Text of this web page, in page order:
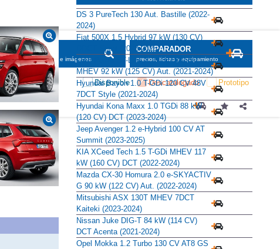
BUSCADOR
informaciones, fichas e imágenes
COMPARADOR
precios, fichas y equipamiento
Disponible Descatalogado Prototipo
DS 3 PureTech 130 Aut. Bastille (2022-
2024)
Fiat 500X 1.5 Hybrid 97 kW (130 CV)
DDCT Sport (2023-2025)
Ford Puma ST-Line X 1.0 EcoBoost
MHEV 92 kW (125 CV) Aut. (2021-2024)
Hyundai Bayon 1.0 T-GDi 120 CV 48V
7DCT Style (2021-2024)
Hyundai Kona Maxx 1.0 TGDi 88 kW
(120 CV) DCT (2023-2024)
Jeep Avenger 1.2 e-Hybrid 100 CV AT
Summit (2023-2025)
KIA XCeed Tech 1.5 T-GDi MHEV 117
kW (160 CV) DCT (2022-2024)
Mazda CX-30 Homura 2.0 e-SKYACTIV
G 90 kW (122 CV) Aut. (2022-2024)
Mitsubishi ASX 130T MHEV 7DCT
Kaiteki (2023-2024)
Nissan Juke DIG-T 84 kW (114 CV)
DCT Acenta (2021-2024)
Opel Mokka 1.2 Turbo 130 CV AT8 GS